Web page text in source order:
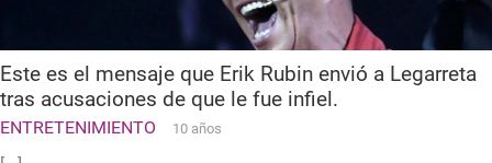
Este es el mensaje que Erik Rubin envió a Legarreta
tras acusaciones de que le fue infiel.
ENTRETENIMIENTO 10 años